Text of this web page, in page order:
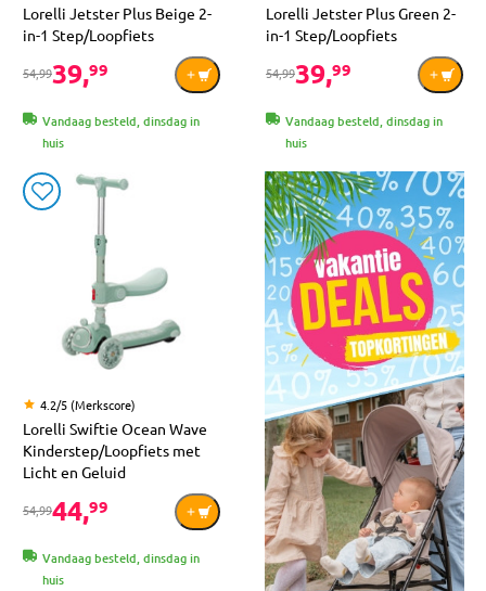
Lorelli Jetster Plus Beige 2-
in-1 Step/Loopfiets
54,9939,99
Vandaag besteld, dinsdag in
huis
Lorelli Jetster Plus Green 2-
in-1 Step/Loopfiets
54,9939,99
Vandaag besteld, dinsdag in
huis
4.2/5 (Merkscore)
Lorelli Swiftie Ocean Wave
Kinderstep/Loopfiets met
Licht en Geluid
54,9944,99
Vandaag besteld, dinsdag in
huis